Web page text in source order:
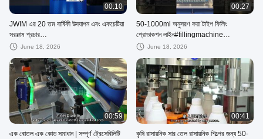
00:10
JWIM এর 20 তম বার্ষিকী উদযাপন এবং একচেটিয়া
সরঞ্জাম প্রচার
#automaticpackingmachine
June 18, 2026
00:27
50-1000ml অনুসরণ করা টাইপ ফিলিং
প্রোডাকশন লাইন#fillingmachine
#agrochemicals #fillingbottlingline
June 18, 2026
00:59
এক বোতল এক কোড সমাধান | সম্পূর্ণ ট্রেসেবিলিটি
00:41
কৃষি রাসায়নিক সার তেল রাসায়নিক শিল্পের জন্য 50-